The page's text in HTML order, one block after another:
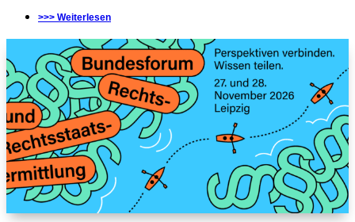
>>> Weiterlesen